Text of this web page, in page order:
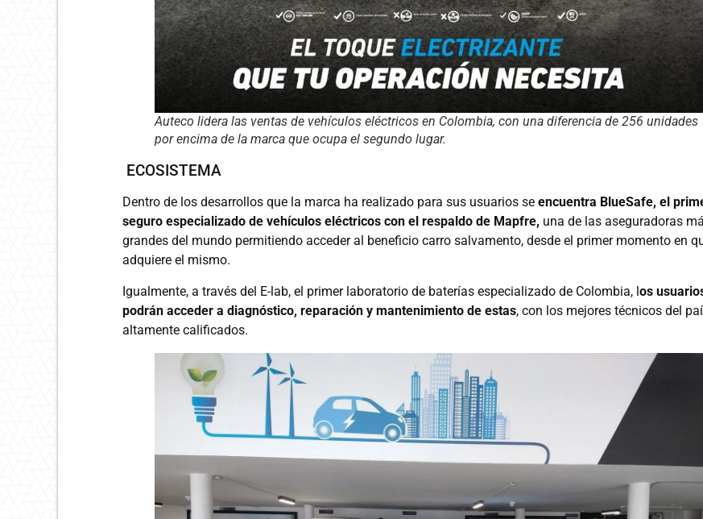
Auteco lidera las ventas de vehículos eléctricos en Colombia, con una diferencia de 256 unidades
por encima de la marca que ocupa el segundo lugar.
ECOSISTEMA
Dentro de los desarrollos que la marca ha realizado para sus usuarios se encuentra BlueSafe, el
seguro especializado de vehículos eléctricos con el respaldo de Mapfre, una de las aseguradoras
grandes del mundo permitiendo acceder al beneficio carro salvamento, desde el primer momento en
adquiere el mismo.
Igualmente, a través del E-lab, el primer laboratorio de baterías especializado de Colombia, los
podrán acceder a diagnóstico, reparación y mantenimiento de estas, con los mejores técnicos del
altamente calificados.